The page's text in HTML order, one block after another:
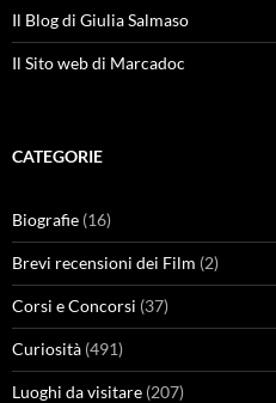
Il Blog di Giulia Salmaso
Il Sito web di Marcadoc
CATEGORIE
Biografie (16)
Brevi recensioni dei Film (2)
Corsi e Concorsi (37)
Curiosità (491)
Luoghi da visitare (207)